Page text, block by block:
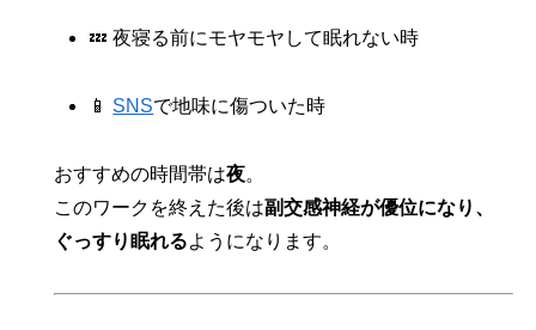
💤 夜寝る前にモヤモヤして眠れない時
📱 SNSで地味に傷ついた時
おすすめの時間帯は夜。
このワークを終えた後は副交感神経が優位になり、
ぐっすり眠れるようになります。